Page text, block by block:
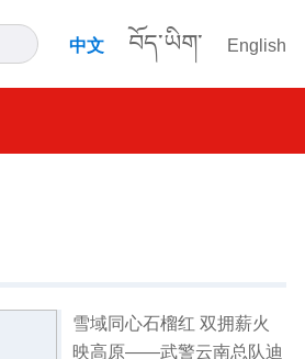
中文 བོད་ཡིག་ English
雪域同心石榴红 双拥薪火
映高原——武警云南总队迪